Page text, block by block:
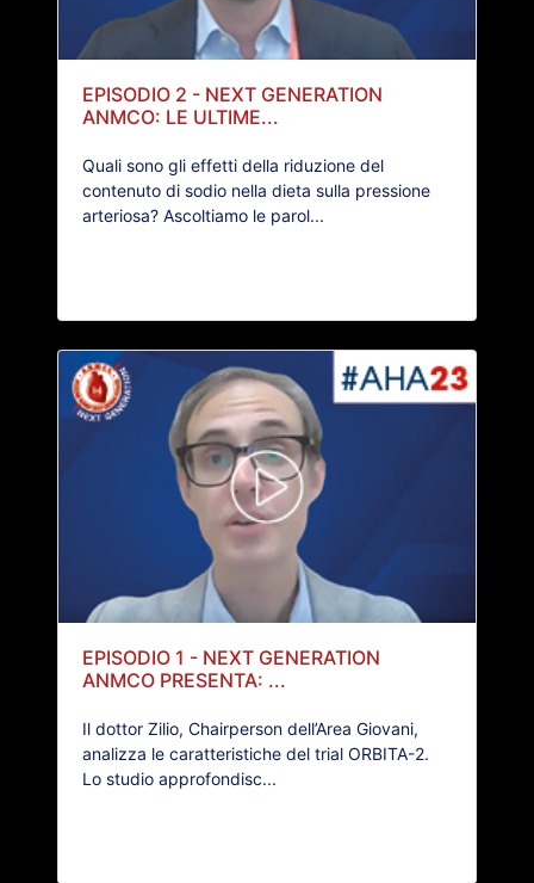
EPISODIO 2 - NEXT GENERATION
ANMCO: LE ULTIME...
Quali sono gli effetti della riduzione del
contenuto di sodio nella dieta sulla pressione
arteriosa? Ascoltiamo le parol...
EPISODIO 1 - NEXT GENERATION
ANMCO PRESENTA: ...
Il dottor Zilio, Chairperson dell’Area Giovani,
analizza le caratteristiche del trial ORBITA-2.
Lo studio approfondisc...